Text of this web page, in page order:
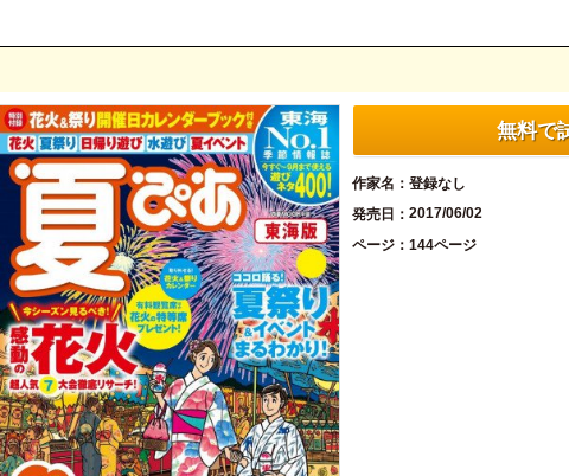
無料で
作家名
登録なし
発売日
2017/06/02
ページ
144ページ